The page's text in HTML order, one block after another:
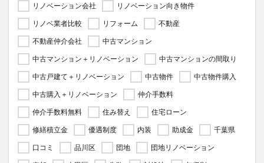
リノベーション会社
リノベーション向き物件
リノベ業者比較
リフォーム
不動産
不動産仲介会社
中古マンション
中古マンション＋リノベーション
中古マンションの間取り
中古戸建て＋リノベーション
中古物件
中古物件購入
中古購入＋リノベーション
仲介手数料
仲介手数料無料
住み替え
住宅ローン
修繕積立金
優遇制度 内装 助成金
千葉県
口コミ
品川区 団地
団地リノベーション